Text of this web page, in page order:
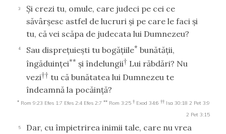
3
Şi crezi tu, omule, care judeci pe cei ce
săvârşesc astfel de lucruri şi pe care le faci şi
tu, că vei scăpa de judecata lui Dumnezeu?
4 Sau dispreţuieşti tu bogăţiile* bunătăţii,
îngăduinţei** şi îndelungii† Lui răbdări? Nu
vezi†† tu că bunătatea lui Dumnezeu te
îndeamnă la pocăinţă?
* Rom 9:23 Efes 1:7 Efes 2:4 Efes 2:7 ** Rom 3:25 † Exod 34:6 †† Isa 30:18 2 Pet 3:9
2 Pet 3:15
5
Dar, cu împietrirea inimii tale, care nu vrea